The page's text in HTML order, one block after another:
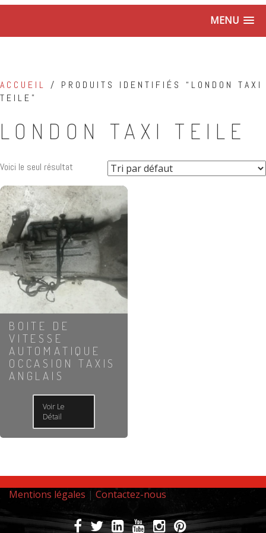
MENU
ACCUEIL / PRODUITS IDENTIFIÉS “LONDON TAXI
TEILE”
LONDON TAXI TEILE
Voici le seul résultat
BOITE DE
VITESSE
AUTOMATIQUE
OCCASION TAXIS
ANGLAIS
Voir Le
Détail
Mentions légales | Contactez-nous